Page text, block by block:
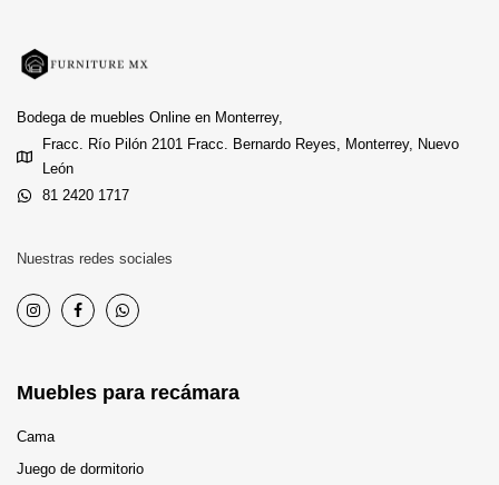
Bodega de muebles Online en Monterrey,
Fracc. Río Pilón 2101 Fracc. Bernardo Reyes, Monterrey, Nuevo
León
81 2420 1717
Nuestras redes sociales
Muebles para recámara
Cama
Juego de dormitorio